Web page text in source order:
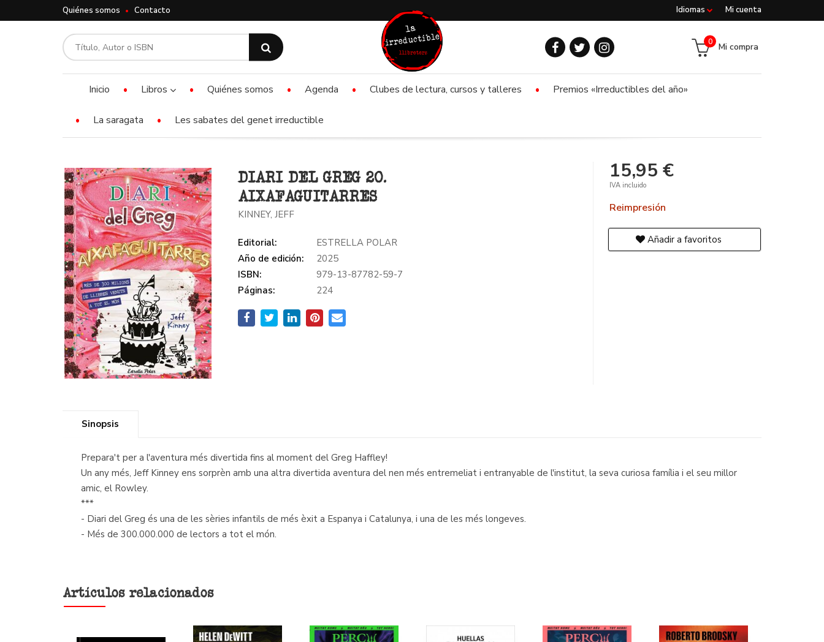
Mi cuenta
Idiomas
Quiénes somos Contacto
Mi compra
0
Inicio Libros Quiénes somos Agenda Clubes de lectura, cursos y talleres Premios «Irreductibles del año»
La saragata Les sabates del genet irreductible
DIARI DEL GREG 20.
AIXAFAGUITARRES
KINNEY, JEFF
Editorial:
ESTRELLA POLAR
Año de edición:
2025
ISBN:
979-13-87782-59-7
Páginas:
224
15,95 €
IVA incluido
Reimpresión
Añadir a favoritos
Sinopsis
Prepara't per a l'aventura més divertida fins al moment del Greg Haffley!
Un any més, Jeff Kinney ens sorprèn amb una altra divertida aventura del nen més entremeliat i entranyable de l'institut, la seva curiosa família i el seu millor
amic, el Rowley.
***
- Diari del Greg és una de les sèries infantils de més èxit a Espanya i Catalunya, i una de les més longeves.
- Més de 300.000.000 de lectors a tot el món.
Artículos relacionados